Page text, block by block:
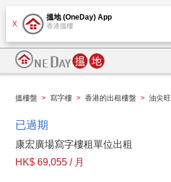
X
搵地 (OneDay) App
香港搵樓
搵樓盤 > 寫字樓 > 香港的出租樓盤 > 油尖旺
已過期
康宏廣場寫字樓租單位出租
HK$ 69,055 / 月